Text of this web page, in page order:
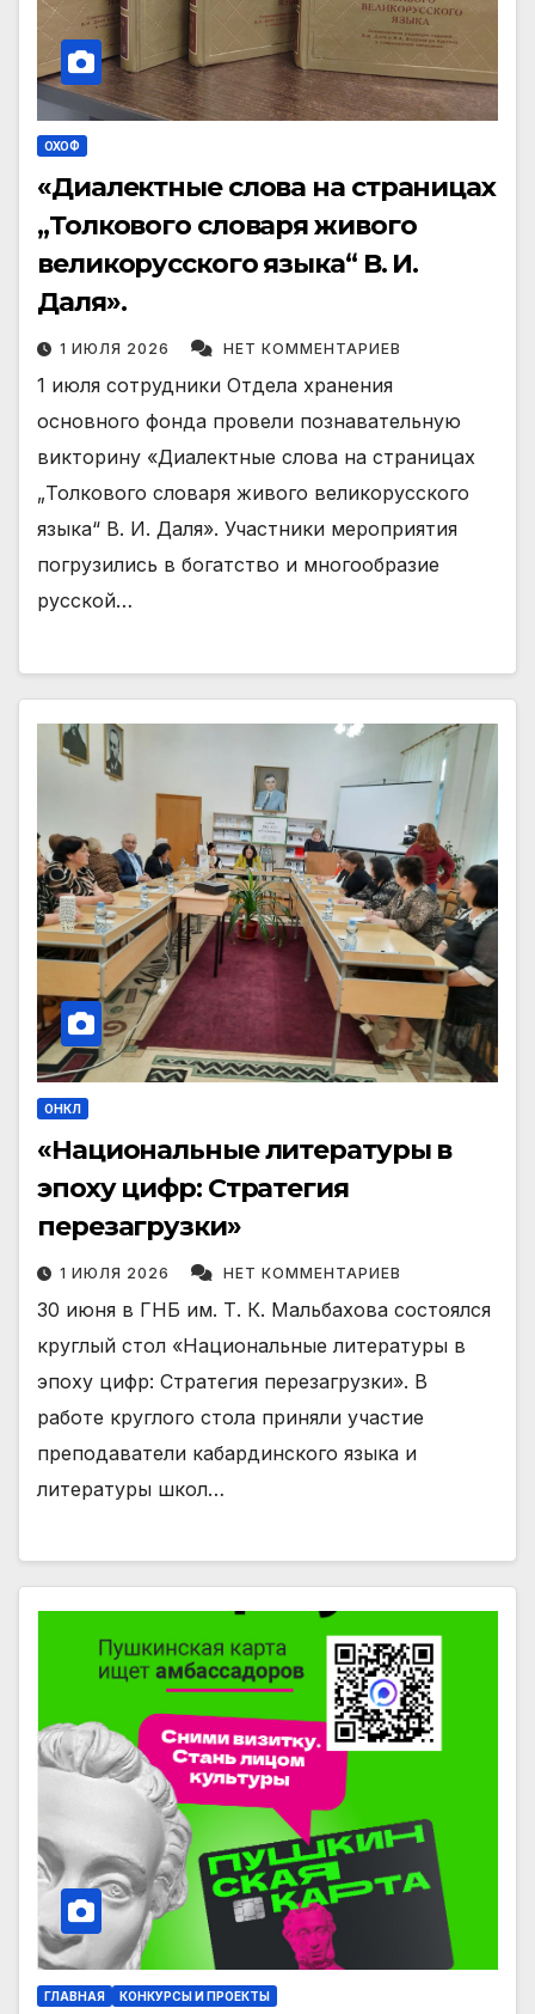
ОХОФ
«Диалектные слова на страницах
„Толкового словаря живого
великорусского языка“ В. И.
Даля».
1 ИЮЛЯ 2026 НЕТ КОММЕНТАРИЕВ
1 июля сотрудники Отдела хранения
основного фонда провели познавательную
викторину «Диалектные слова на страницах
„Толкового словаря живого великорусского
языка“ В. И. Даля». Участники мероприятия
погрузились в богатство и многообразие
русской…
ОНКЛ
«Национальные литературы в
эпоху цифр: Стратегия
перезагрузки»
1 ИЮЛЯ 2026 НЕТ КОММЕНТАРИЕВ
30 июня в ГНБ им. Т. К. Мальбахова состоялся
круглый стол «Национальные литературы в
эпоху цифр: Стратегия перезагрузки». В
работе круглого стола приняли участие
преподаватели кабардинского языка и
литературы школ…
ГЛАВНАЯ КОНКУРСЫ И ПРОЕКТЫ